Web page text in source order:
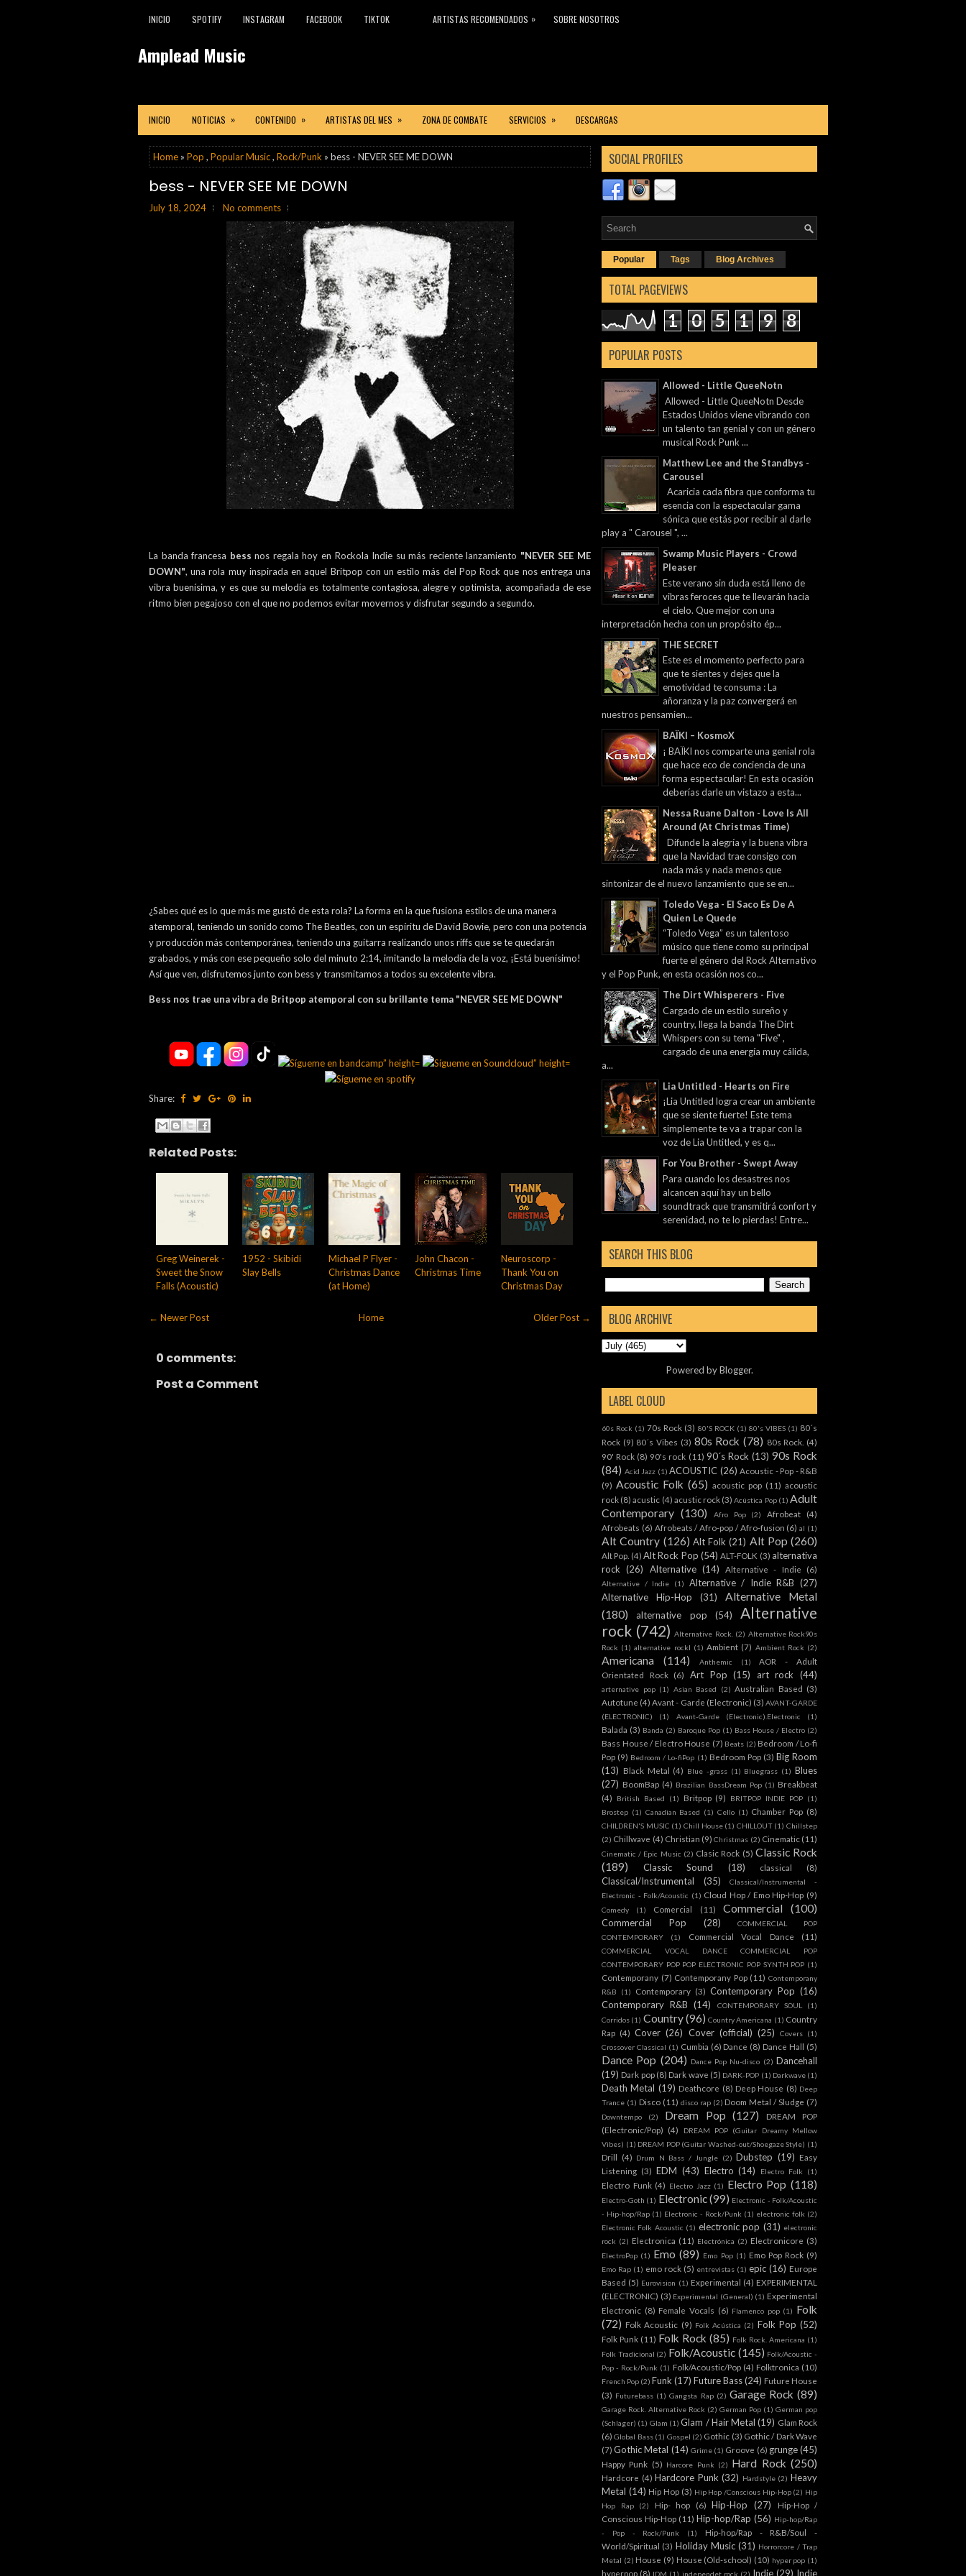
INICIO SPOTIFY INSTAGRAM FACEBOOK TIKTOK ARTISTAS RECOMENDADOS » SOBRE NOSOTROS
Amplead Music
INICIO NOTICIAS » CONTENIDO » ARTISTAS DEL MES » ZONA DE COMBATE SERVICIOS » DESCARGAS
Home » Pop , Popular Music, Rock/Punk » bess - NEVER SEE ME DOWN
bess - NEVER SEE ME DOWN
July 18, 2024 No comments
La banda francesa bessnos regala hoy en Rockola Indie su más reciente lanzamiento "NEVER SEE ME
DOWN", una rola muy inspirada en aquel Britpop con un estilo más del Pop Rock que nos entrega una
vibra buenísima, y es que su melodía es totalmente contagiosa, alegre y optimista, acompañada de ese
ritmo bien pegajoso con el que no podemos evitar movernos y disfrutar segundo a segundo.
¿Sabes qué es lo que más me gustó de esta rola? La forma en la que fusiona estilos de una manera
atemporal, teniendo un sonido como The Beatles, con un espíritu de David Bowie, pero con una potencia
y producción más contemporánea, teniendo una guitarra realizando unos riffs que se te quedarán
grabados, y más con ese pequeño solo del minuto 2:14, imitando la melodía de la voz, ¡Está buenísimo!
Así que ven, disfrutemos junto con bess y transmitamos a todos su excelente vibra.
Bess nos trae una vibra de Britpop atemporal con su brillante tema "NEVER SEE ME DOWN"
Share:
Related Posts:
Greg Weinerek -
Sweet the Snow
Falls (Acoustic)
1952 - Skibidi
Slay Bells
Michael P Flyer -
Christmas Dance
(at Home)
John Chacon -
Christmas Time
Neuroscorp -
Thank You on
Christmas Day
← Newer Post Older Post →
Home
0 comments:
Post a Comment
SOCIAL PROFILES
Popular Tags Blog Archives
TOTAL PAGEVIEWS
1 0 5 1 9 8
POPULAR POSTS
Allowed - Little QueeNotn
Allowed - Little QueeNotn Desde
Estados Unidos viene vibrando con
un talento tan genial y con un género
musical Rock Punk ...
Matthew Lee and the Standbys -
Carousel
Acaricia cada fibra que conforma tu
esencia con la espectacular gama
sónica que estás por recibir al darle
play a " Carousel ", ...
Swamp Music Players - Crowd
Pleaser
Este verano sin duda está lleno de
vibras feroces que te llevarán hacia
el cielo. Que mejor con una
interpretación hecha con un propósito ép...
THE SECRET
Este es el momento perfecto para
que te sientes y dejes que la
emotividad te consuma : La
añoranza y la paz convergerá en
nuestros pensamien...
BAÏKI – KosmoX
¡ BAÏKI nos comparte una genial rola
que hace eco de conciencia de una
forma espectacular! En esta ocasión
deberías darle un vistazo a esta...
Nessa Ruane Dalton - Love Is All
Around (At Christmas Time)
Difunde la alegría y la buena vibra
que la Navidad trae consigo con
nada más y nada menos que
sintonizar de el nuevo lanzamiento que se en...
Toledo Vega - El Saco Es De A
Quien Le Quede
“Toledo Vega” es un talentoso
músico que tiene como su principal
fuerte el género del Rock Alternativo
y el Pop Punk, en esta ocasión nos co...
The Dirt Whisperers - Five
Cargado de un estilo sureño y
country, llega la banda The Dirt
Whispers con su tema "Five" ,
cargado de una energía muy cálida,
a...
Lia Untitled - Hearts on Fire
¡Lia Untitled logra crear un ambiente
que se siente fuerte! Este tema
simplemente te va a trapar con la
voz de Lia Untitled, y es q...
For You Brother - Swept Away
Para cuando los desastres nos
alcancen aquí hay un bello
soundtrack que transmitirá confort y
serenidad, no te lo pierdas! Entre...
SEARCH THIS BLOG
BLOG ARCHIVE
Powered byBlogger.
LABEL CLOUD
60s Rock (1) 70s Rock (3) 80'S ROCK (1) 80's VIBES (1) 80´s
Rock (9) 80´s Vibes (3) 80s Rock (78) 80s Rock. (4)
90' Rock (8) 90's rock (11) 90´s Rock (13) 90s Rock
(84) Acid Jazz (1) ACOUSTIC (26) Acoustic - Pop - R&B
(9) Acoustic Folk (65) acoustic pop (11) acoustic
rock (8) acustic (4) acustic rock (3) Acústica Pop (1) Adult
Contemporary (130) Afro Pop (2) Afrobeat
(4)
Afrobeats (6) Afrobeats / Afro-pop / Afro-fusion (6) al (1)
Alt Country (126) Alt Folk (21) Alt Pop (260)
Alt Pop. (4) Alt Rock Pop (54) ALT-FOLK (3) alternativa
rock (26) Alternative (14) Alternative - Indie (6)
Alternative / Indie (1) Alternative / Indie R&B (27)
Alternative Hip-Hop
(31)
Alternative Metal
(180)
alternative pop (54)
Alternative
rock (742) Alternative Rock. (2) Alternative Rock90s
Rock (1) alternative rockl (1) Ambient (7) Ambient Rock (2)
Americana (114) Anthemic (1)
AOR - Adult
Orientated Rock (6) Art Pop (15) art rock (44)
arternative pop (1) Asian Based (2) Australian Based (3)
Autotune (4) Avant - Garde (Electronic) (3) AVANT-GARDE
(ELECTRONIC)
(1) Avant-Garde (Electronic).Electronic (1)
Balada (3) Banda (2) Baroque Pop (1) Bass House / Electro (2)
Bass House / Electro House (7) Beats (2) Bedroom / Lo-fi
Pop (9) Bedroom / Lo-fiPop (1) Bedroom Pop (3) Big Room
(13) Black Metal (4) Blue -grass (1) Bluegrass (1) Blues
(27) BoomBap (4) Brazilian BassDream Pop (1) Breakbeat
(4)
British Based (1) Britpop (9) BRITPOP INDIE POP (1)
Brostep (1) Canadian Based (1) Cello (1) Chamber Pop (8)
CHILDREN'S MUSIC (1) Chill House (1) CHILLOUT (1) Chillstep
(2) Chillwave (4) Christian (9) Christmas (2) Cinematic (11)
Cinematic / Epic Music (2) Clasic Rock (5) Classic Rock
(189)
Classic Sound (18) classical (8)
Classical/Instrumental (35)
Classical/Instrumental -
Electronic - Folk/Acoustic (1) Cloud Hop / Emo Hip-Hop (9)
Comedy (1) Comercial (11) Commercial (100)
Commercial Pop (28)
COMMERCIAL POP
CONTEMPORARY
(1) Commercial Vocal Dance (11)
COMMERCIAL VOCAL DANCE COMMERCIAL POP
CONTEMPORARY POP POP ELECTRONIC POP SYNTH POP (1)
Contemporany (7) Contemporany Pop (11) Contemporany
R&B
(1) Contemporary (3) Contemporary Pop (16)
Contemporary R&B (14) CONTEMPORARY SOUL
(1)
Corridos (1) Country(96) Country Americana (1) Country
Rap (4) Cover (26) Cover (official) (25) Covers (1)
Crossover Classical (1) Cumbia (6) Dance (8) Dance Hall (5)
Dance Pop (204) Dance Pop Nu-disco (2) Dancehall
(19) Dark pop (8) Dark wave (5) DARK-POP (1) Darkwave (1)
Death Metal (19) Deathcore (8) Deep House (8) Deep
Trance (1) Disco (11) disco rap (2) Doom Metal / Sludge (7)
Downtempo (2) Dream Pop (127)
DREAM POP
(Electronic/Pop) (4)
DREAM POP (Guitar Dreamy Mellow
Vibes) (1) DREAM POP (Guitar Washed-out/Shoegaze Style) (1)
Drill (4) Drum N Bass / Jungle (2) Dubstep (19) Easy
Listening (3) EDM (43) Electro (14) Electro Folk (1)
Electro Funk (4) Electro Jazz (1) Electro Pop (118)
Electro-Goth (1) Electronic(99) Electronic - Folk/Acoustic
- Hip-hop/Rap (1) Electronic - Rock/Punk (1) electronic folk (2)
Electronic Folk Acoustic (1) electronic pop (31) electronic
rock (2) Electronica (11) Electrónica (2) Electronicore (3)
ElectroPop (1) Emo (89) Emo Pop (1) Emo Pop Rock (9)
Emo Rap (1) emo rock (5) entrevistas (1) epic (16) Europe
Based (5) Eurovision (1) Experimental (4) EXPERIMENTAL
(ELECTRONIC) (3) Experimental (General) (1) Experimental
Electronic (8) Female Vocals (6) Flamenco pop (1) Folk
(72) Folk Acoustic (9) Folk Acústica (2) Folk Pop (52)
Folk Punk (11) Folk Rock (85) Folk Rock. Americana (1)
Folk Tradicional (2) Folk/Acoustic (145) Folk/Acoustic -
Pop - Rock/Punk (1) Folk/Acoustic/Pop (4) Folktronica (10)
French Pop (2) Funk (17) Future Bass(24) Future House
(3) Futurebass (1) Gangsta Rap (2) Garage Rock (89)
Garage Rock. Alternative Rock (2) German Pop (1) German pop
(Schlager) (1) Glam (1) Glam / Hair Metal (19) Glam Rock
(6) Global Bass (1) Gospel (2) Gothic (3) Gothic / Dark Wave
(7) Gothic Metal (14) Grime (1) Groove (6) grunge (45)
Happy Punk (5) Harcore Punk (2) Hard Rock (250)
Hardcore (4) Hardcore Punk (32) Hardstyle (2) Heavy
Metal (14) Hip Hop (3) Hip Hop /Conscious Hip-Hop (2) Hip
Hop Rap
(2) Hip- hop (6) Hip-Hop (27)
Hip-Hop /
Conscious Hip-Hop (11) Hip-hop/Rap (56) Hip-hop/Rap
- Pop - Rock/Punk
(1)
Hip-hop/Rap - R&B/Soul -
World/Spiritual (3) Holiday Music (31) Horrorcore / Trap
Metal (2) House (9) House (Old-school) (10) hyper pop (1)
hyperpop (8) IDM (1) independet rock (2) Indie (29) Indie